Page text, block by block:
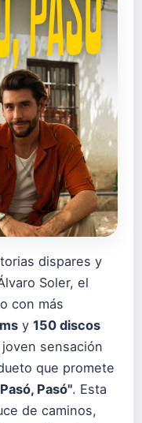
dispares y
Soler, el
con más
y 150 discos
sensación
que promete
Pasó". Esta
de caminos,